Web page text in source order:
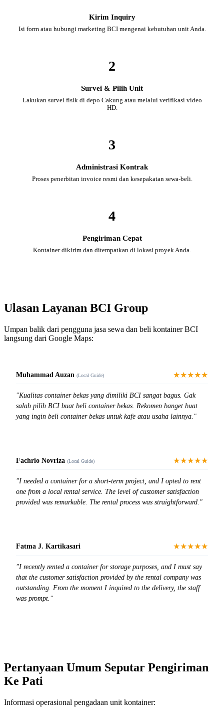
Kirim Inquiry
Isi form atau hubungi marketing BCI mengenai kebutuhan unit Anda.
2
Survei & Pilih Unit
Lakukan survei fisik di depo Cakung atau melalui verifikasi video
HD.
3
Administrasi Kontrak
Proses penerbitan invoice resmi dan kesepakatan sewa-beli.
4
Pengiriman Cepat
Kontainer dikirim dan ditempatkan di lokasi proyek Anda.
Ulasan Layanan BCI Group
Umpan balik dari pengguna jasa sewa dan beli kontainer BCI
langsung dari Google Maps:
Muhammad Auzan (Local Guide) ★★★★★
"Kualitas container bekas yang dimiliki BCI sangat bagus. Gak
salah pilih BCI buat beli container bekas. Rekomen banget buat
yang ingin beli container bekas untuk kafe atau usaha lainnya."
Fachrio Novriza (Local Guide) ★★★★★
"I needed a container for a short-term project, and I opted to rent
one from a local rental service. The level of customer satisfaction
provided was remarkable. The rental process was straightforward."
Fatma J. Kartikasari ★★★★★
"I recently rented a container for storage purposes, and I must say
that the customer satisfaction provided by the rental company was
outstanding. From the moment I inquired to the delivery, the staff
was prompt."
Pertanyaan Umum Seputar Pengiriman
Ke Pati
Informasi operasional pengadaan unit kontainer: